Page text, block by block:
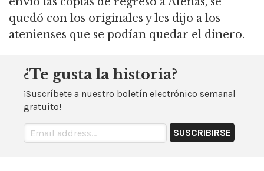
quedó con los originales y les dijo a los
atenienses que se podían quedar el dinero.
¿Te gusta la historia?
¡Suscríbete a nuestro boletín electrónico semanal
gratuito!